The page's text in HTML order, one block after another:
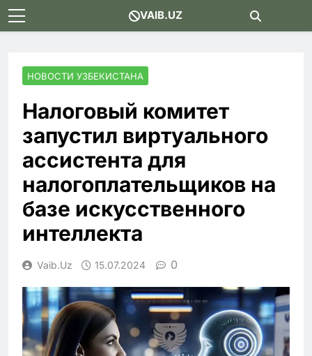
Skip
to
VAIB.UZ
НОВОСТИ УЗБЕКИСТАНА
Налоговый комитет
запустил виртуального
ассистента для
налогоплательщиков на
базе искусственного
интеллекта
Vaib.uz 15.07.2024 0